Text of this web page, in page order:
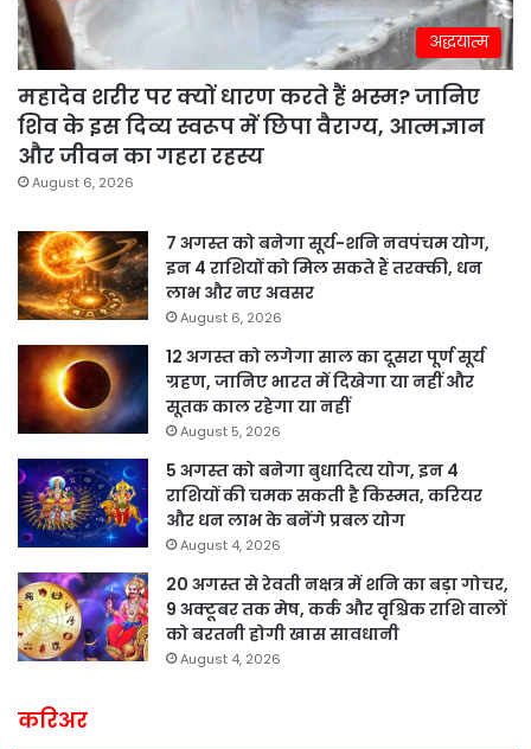
अद्धयात्म
महादेव शरीर पर क्यों धारण करते हैं भस्म? जानिए
शिव के इस दिव्य स्वरूप में छिपा वैराग्य, आत्मज्ञान
और जीवन का गहरा रहस्य
August 6, 2026
7 अगस्त को बनेगा सूर्य-शनि नवपंचम योग,
इन 4 राशियों को मिल सकते हैं तरक्की, धन
लाभ और नए अवसर
August 6, 2026
12 अगस्त को लगेगा साल का दूसरा पूर्ण सूर्य
ग्रहण, जानिए भारत में दिखेगा या नहीं और
सूतक काल रहेगा या नहीं
August 5, 2026
5 अगस्त को बनेगा बुधादित्य योग, इन 4
राशियों की चमक सकती है किस्मत, करियर
और धन लाभ के बनेंगे प्रबल योग
August 4, 2026
20 अगस्त से रेवती नक्षत्र में शनि का बड़ा गोचर,
9 अक्टूबर तक मेष, कर्क और वृश्चिक राशि वालों
को बरतनी होगी खास सावधानी
August 4, 2026
करिअर